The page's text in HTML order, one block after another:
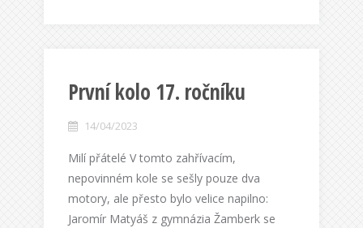
První kolo 17. ročníku
14/04/2023
Milí přátelé V tomto zahřívacím,
nepovinném kole se sešly pouze dva
motory, ale přesto bylo velice napilno:
Jaromír Matyáš z gymnázia Žamberk se